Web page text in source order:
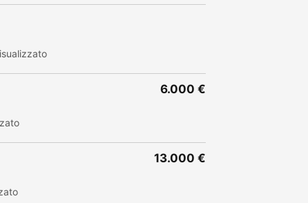
6.000 €
13.000 €